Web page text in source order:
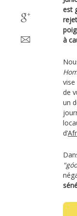
est
à
de
un
d’